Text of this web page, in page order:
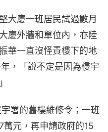
大廈一班居民試過數月
廈外牆和單位內，亦陸
華一直沒怪責樓下的地
，「說不定是因為樓宇
署的舊樓維修令；一班
元，再申請政府的15